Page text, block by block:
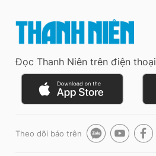
Đọc Thanh Niên trên điện thoại
Theo dõi báo trên